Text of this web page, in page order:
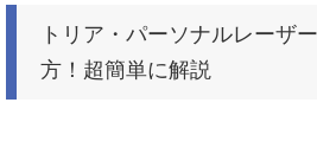
トリア・パーソナルレーザ
方！超簡単に解説